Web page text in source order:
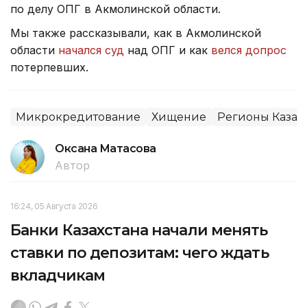
по делу ОПГ в Акмолинской области.
Мы также рассказывали, как в Акмолинской
области начался суд над ОПГ и как велся допрос
потерпевших.
Микрокредитование Хищение Регионы
Оксана Матасова
Автор
16:24, 05 Августа 2026
Банки Казахстана начали менять
ставки по депозитам: чего ждать
вкладчикам